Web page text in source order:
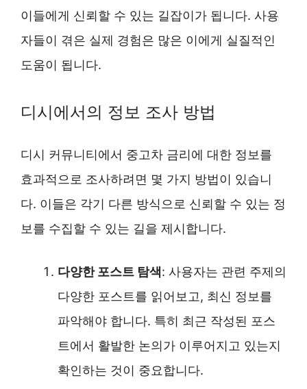
이들에게 신뢰할 수 있는 길잡이가 됩니다. 사용
자들이 겪은 실제 경험은 많은 이에게 실질적인
도움이 됩니다.
디시에서의 정보 조사 방법
디시 커뮤니티에서 중고차 금리에 대한 정보를
효과적으로 조사하려면 몇 가지 방법이 있습니
다. 이들은 각기 다른 방식으로 신뢰할 수 있는 정
보를 수집할 수 있는 길을 제시합니다.
다양한 포스트 탐색: 사용자는 관련 주제의
다양한 포스트를 읽어보고, 최신 정보를
파악해야 합니다. 특히 최근 작성된 포스
트에서 활발한 논의가 이루어지고 있는지
확인하는 것이 중요합니다.